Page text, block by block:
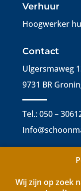
Verhuur
Hoogwerker
Contact
Ulgersmaweg
9731 BR
Tel.: 050 –
Ontwerp, realisatie
Wij zijn op zoek